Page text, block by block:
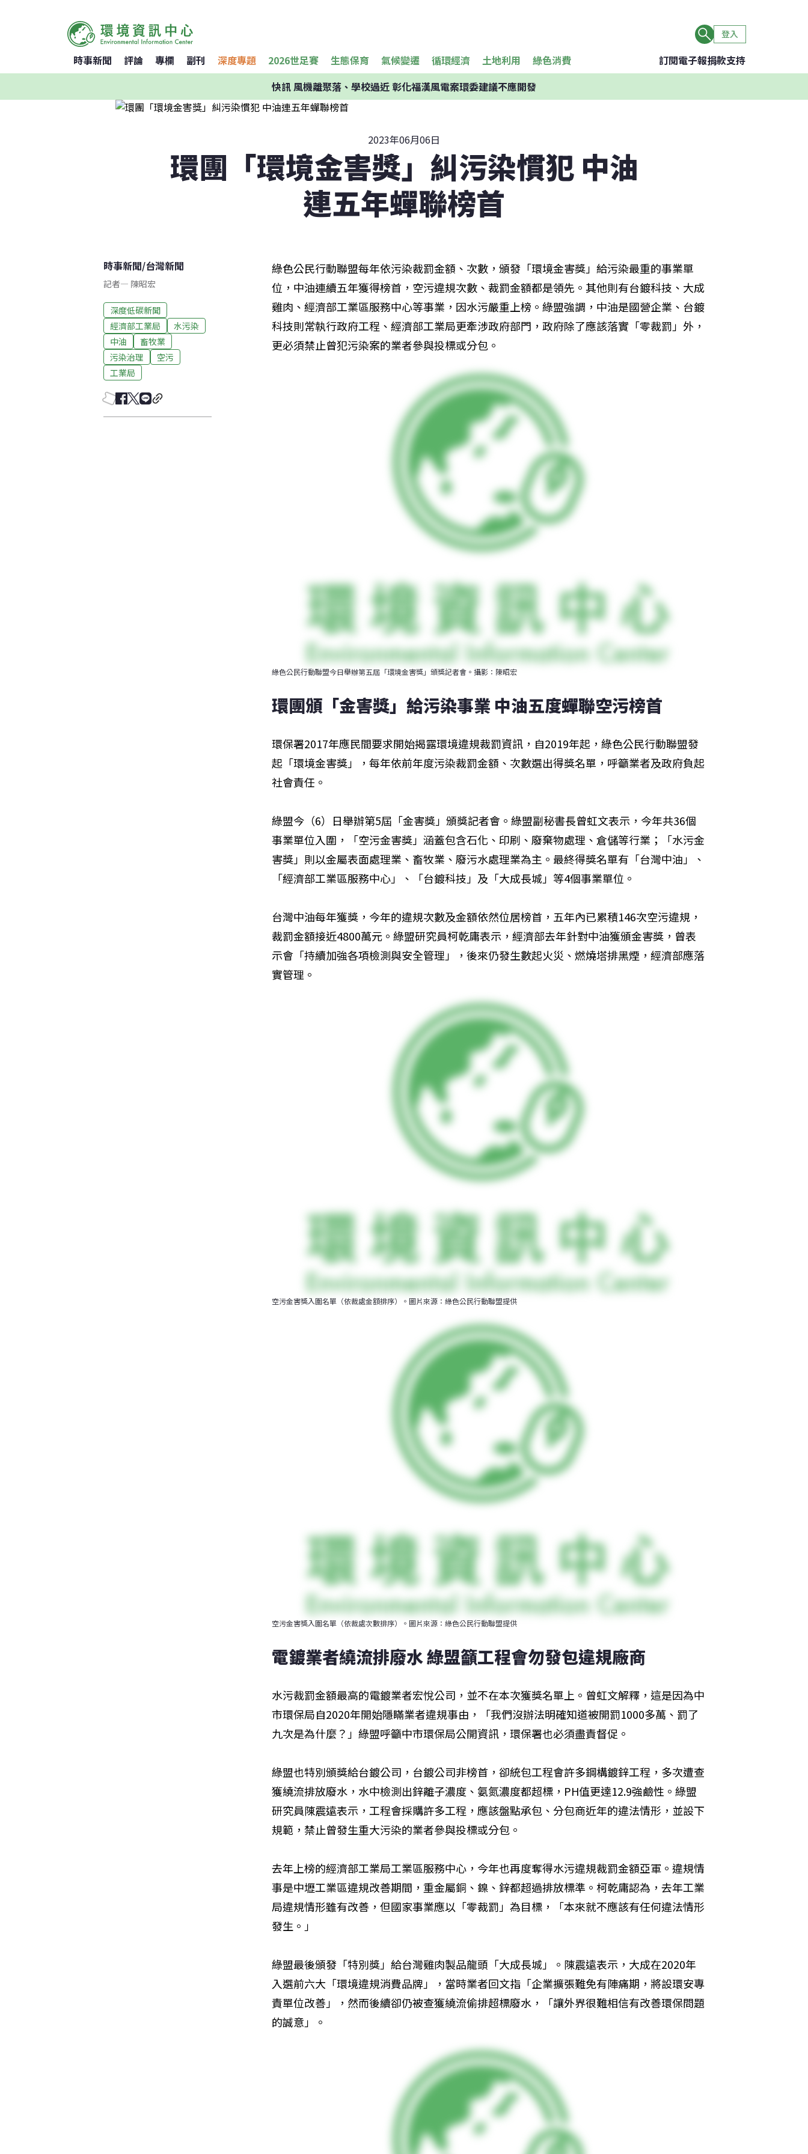
登入
時事新聞 評論 專欄 副刊 深度專題 2026世足賽 生態保育 氣候變遷 循環經濟 土地利用 綠色消費 訂閱電子報捐款支持
快訊風機離聚落、學校過近 彰化福漢風電案環委建議不應開發
2023年06月06日
環團「環境金害獎」糾污染慣犯 中油
連五年蟬聯榜首
時事新聞/台灣新聞
記者— 陳昭宏
深度低碳新聞
經濟部工業局
水污染
中油
畜牧業
污染治理
空污
工業局
綠色公民行動聯盟每年依污染裁罰金額、次數，頒發「環境金害獎」給污染最重的事業單
位，中油連續五年獲得榜首，空污違規次數、裁罰金額都是領先。其他則有台鍍科技、大成
雞肉、經濟部工業區服務中心等事業，因水污嚴重上榜。綠盟強調，中油是國營企業、台鍍
科技則常執行政府工程、經濟部工業局更牽涉政府部門，政府除了應該落實「零裁罰」外，
更必須禁止曾犯污染案的業者參與投標或分包。
綠色公民行動聯盟今日舉辦第五屆「環境金害獎」頒獎記者會。攝影：陳昭宏
環團頒「金害獎」給污染事業 中油五度蟬聯空污榜首
環保署2017年應民間要求開始揭露環境違規裁罰資訊，自2019年起，綠色公民行動聯盟發
起「環境金害獎」，每年依前年度污染裁罰金額、次數選出得獎名單，呼籲業者及政府負起
社會責任。
綠盟今（6）日舉辦第5屆「金害獎」頒獎記者會。綠盟副秘書長曾虹文表示，今年共36個
事業單位入圍，「空污金害獎」涵蓋包含石化、印刷、廢棄物處理、倉儲等行業；「水污金
害獎」則以金屬表面處理業、畜牧業、廢污水處理業為主。最終得獎名單有「台灣中油」、
「經濟部工業區服務中心」、「台鍍科技」及「大成長城」等4個事業單位。
台灣中油每年獲獎，今年的違規次數及金額依然位居榜首，五年內已累積146次空污違規，
裁罰金額接近4800萬元。綠盟研究員柯乾庸表示，經濟部去年針對中油獲頒金害獎，曾表
示會「持續加強各項檢測與安全管理」，後來仍發生數起火災、燃燒塔排黑煙，經濟部應落
實管理。
空污金害獎入圍名單（依裁處金額排序）。圖片來源：綠色公民行動聯盟提供
空污金害獎入圍名單（依裁處次數排序）。圖片來源：綠色公民行動聯盟提供
電鍍業者繞流排廢水 綠盟籲工程會勿發包違規廠商
水污裁罰金額最高的電鍍業者宏悅公司，並不在本次獲獎名單上。曾虹文解釋，這是因為中
市環保局自2020年開始隱瞞業者違規事由，「我們沒辦法明確知道被開罰1000多萬、罰了
九次是為什麼？」綠盟呼籲中市環保局公開資訊，環保署也必須盡責督促。
綠盟也特別頒獎給台鍍公司，台鍍公司非榜首，卻統包工程會許多鋼構鍍鋅工程，多次遭查
獲繞流排放廢水，水中檢測出鋅離子濃度、氨氮濃度都超標，PH值更達12.9強鹼性。綠盟
研究員陳震遠表示，工程會採購許多工程，應該盤點承包、分包商近年的違法情形，並設下
規範，禁止曾發生重大污染的業者參與投標或分包。
去年上榜的經濟部工業局工業區服務中心，今年也再度奪得水污違規裁罰金額亞軍。違規情
事是中壢工業區違規改善期間，重金屬銅、鎳、鋅都超過排放標準。柯乾庸認為，去年工業
局違規情形雖有改善，但國家事業應以「零裁罰」為目標，「本來就不應該有任何違法情形
發生。」
綠盟最後頒發「特別獎」給台灣雞肉製品龍頭「大成長城」。陳震遠表示，大成在2020年
入選前六大「環境違規消費品牌」，當時業者回文指「企業擴張難免有陣痛期，將設環安專
責單位改善」，然而後續卻仍被查獲繞流偷排超標廢水，「讓外界很難相信有改善環保問題
的誠意」。